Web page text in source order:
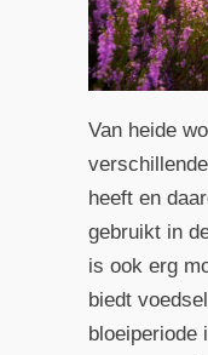
Van heide
heeft en
gebruikt in
is ook erg
biedt
bloeiperiode